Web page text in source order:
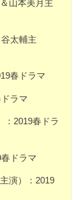
山本美月主
太輔主
春ドラマ
ラマ
：2019春ドラ
ドラマ
演）：2019